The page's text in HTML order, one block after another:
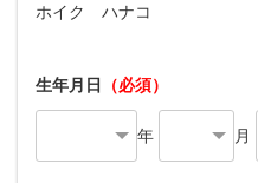
ホイク ハナコ
生年月日 （必須）
年 月